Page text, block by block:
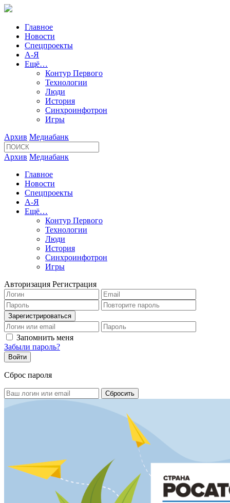
Главное
Новости
Спецпроекты
А-Я
Ещё…
Контур Первого
Технологии
Люди
История
Синхроинфотрон
Игры
Архив Медиабанк
Архив Медиабанк
Главное
Новости
Спецпроекты
А-Я
Ещё…
Контур Первого
Технологии
Люди
История
Синхроинфотрон
Игры
Авторизация Регистрация
Запомнить меня
Забыли пароль?
Сброс пароля